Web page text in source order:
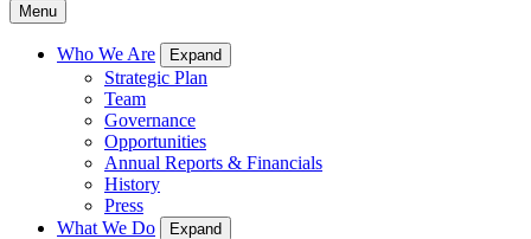
Menu
Who We Are Expand
Strategic Plan
Team
Governance
Opportunities
Annual Reports & Financials
History
Press
What We Do
Expand